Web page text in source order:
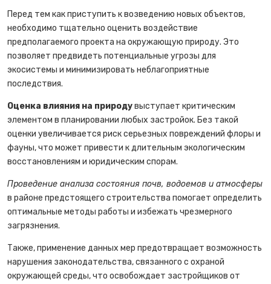
Перед тем как приступить к возведению новых объектов,
необходимо тщательно оценить воздействие
предполагаемого проекта на окружающую природу. Это
позволяет предвидеть потенциальные угрозы для
экосистемы и минимизировать неблагоприятные
последствия.
Оценка влияния на природувыступает критическим
элементом в планировании любых застройок. Без такой
оценки увеличивается риск серьезных повреждений флоры и
фауны, что может привести к длительным экологическим
восстановлениям и юридическим спорам.
Проведение анализа состояния почв, водоемов и атмосферы
в районе предстоящего строительства помогает определить
оптимальные методы работы и избежать чрезмерного
загрязнения.
Также, применение данных мер предотвращает возможность
нарушения законодательства, связанного с охраной
окружающей среды, что освобождает застройщиков от